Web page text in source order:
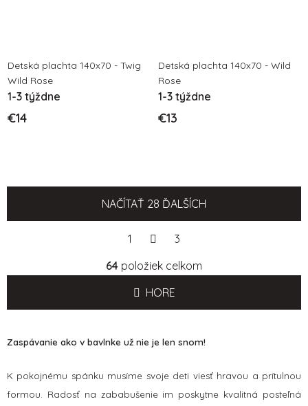
Detská plachta 140x70 - Twig
Wild Rose
1-3 týždne
€14
Detská plachta 140x70 - Wild
Rose
1-3 týždne
€13
v
l
á
d
c
e
p
NAČÍTAŤ 28 ĎALŠÍCH
S
t
á
n
k
n
1
3
64 položiek celkom
HORE
Zaspávanie ako v bavlnke už nie je len snom!
K pokojnému spánku musíme svoje deti viesť hravou a prítulnou
formou. Radosť na zababušenie im poskytne kvalitná posteľná